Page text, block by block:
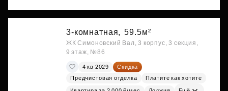
3-комнатная, 59.5м²
ЖК Симоновский Вал, 3 корпус, 3 секция,
9 этаж, №86
4 кв 2029
Скидка
Предчистовая отделка
Платите как хотите